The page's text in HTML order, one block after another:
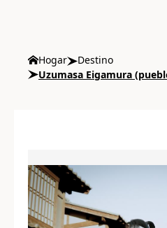
Hogar
Destino
Uzumasa Eigamura